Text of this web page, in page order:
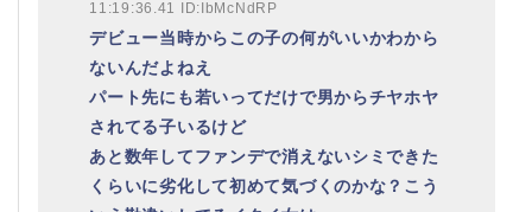
11:19:36.41 ID:IbMcNdRP
デビュー当時からこの子の何がいいかわから
ないんだよねえ
パート先にも若いってだけで男からチヤホヤ
されてる子いるけど
あと数年してファンデで消えないシミできた
くらいに劣化して初めて気づくのかな？こう